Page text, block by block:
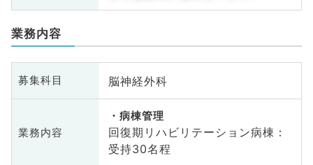
業務内容
募集科目 脳神経外科
業務内容
病棟管理
回復期リハビリテーション病棟：
受持30名程